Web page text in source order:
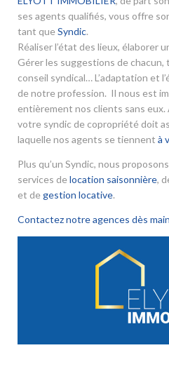
ses agents qualifiés, vous offre
tant que Syndic.
Réaliser l’état des lieux, élaborer
Gérer les suggestions de chacun,
conseil syndical… L’adaptation et
de notre profession. Il nous est
entièrement nos clients sans
votre syndic de copropriété doit
laquelle nos agents se tiennent à
Plus qu’un Syndic, nous
services de location saisonnière,
et de gestion locative.
Contactez notre agences dès